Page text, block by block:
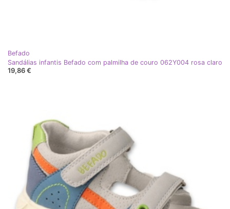
Befado
Sandálias infantis Befado com palmilha de couro 062Y004 rosa claro
19,86 €